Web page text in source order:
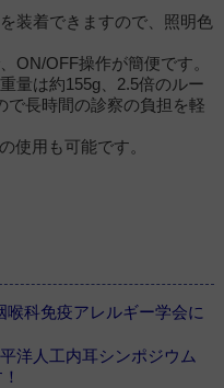
装着できますので、照明色
ON/OFF操作が簡便です。
量は約155g、2.5倍のルー
で長時間の診察の負担を軽
使用も可能です。
喉科免疫アレルギー学会に
洋人工内耳シンポジウム